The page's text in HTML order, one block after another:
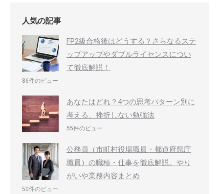
人気の記事
FP2級合格後はどうする？さらなるステ
ップアップやダブルライセンスについ
て徹底解説！
86件のビュー
あなたはどれ？4つの思考パターン別に
考える、挫折しない勉強法
55件のビュー
公務員（市町村役場職員・都道府県庁
職員）の職種・仕事を徹底解説。やり
がいや業務内容まとめ
50件のビュー